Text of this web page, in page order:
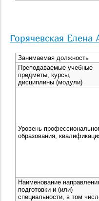
Горячевская Елена
Занимаемая должность
Преподаваемые учебные
предметы, курсы,
дисциплины (модули)
Уровень
образования,
Наименование
подготовки и (или)
специальности, в том